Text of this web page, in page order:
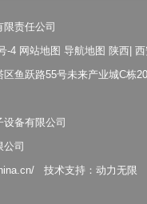
限责任公司
-4 网站地图 导航地图 陕西
鱼跃路55号未来产业城C栋
备有限公司
司
技术支持： 动力无限